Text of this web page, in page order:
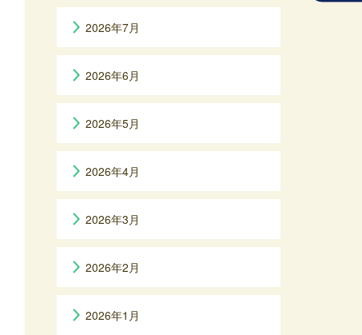
2026年7月
2026年6月
2026年5月
2026年4月
2026年3月
2026年2月
2026年1月